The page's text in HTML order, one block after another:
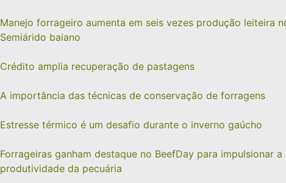
Manejo forrageiro aumenta em seis vezes produção leiteira
Semiárido baiano
Crédito amplia recuperação de pastagens
A importância das técnicas de conservação de forragens
Estresse térmico é um desafio durante o inverno gaúcho
Forrageiras ganham destaque no BeefDay para impulsionar a
produtividade da pecuária